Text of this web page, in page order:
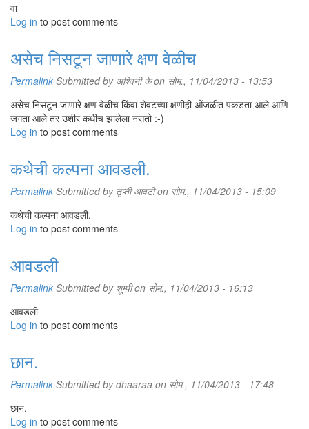
वा
Log in to post comments
असेच निसटून जाणारे क्षण वेळीच
Permalink Submitted by अश्विनी केon सोम., 11/04/2013 - 13:53
असेच निसटून जाणारे क्षण वेळीच किंवा शेवटच्या क्षणीही ओंजळीत पकडता आले आणि
जगता आले तर उशीर कधीच झालेला नसतो :-)
Log in to post comments
कथेची कल्पना आवडली.
Permalink Submitted by तृप्ती आवटीon सोम., 11/04/2013 - 15:09
कथेची कल्पना आवडली.
Log in to post comments
आवडली
Permalink Submitted by शूम्पीon सोम., 11/04/2013 - 16:13
आवडली
Log in to post comments
छान.
Permalink Submitted bydhaaraa on सोम., 11/04/2013 - 17:48
छान.
Log in to post comments